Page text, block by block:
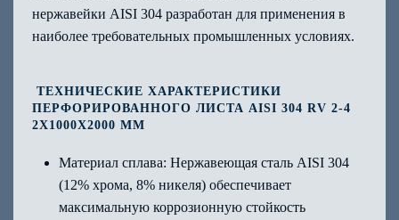
нержавейки AISI 304 разработан для применения в
наиболее требовательных промышленных условиях.
ТЕХНИЧЕСКИЕ ХАРАКТЕРИСТИКИ
ПЕРФОРИРОВАННОГО ЛИСТА AISI 304 RV 2-4
2Х1000Х2000 ММ
Материал сплава: Нержавеющая сталь AISI 304
(12% хрома, 8% никеля) обеспечивает
максимальную коррозионную стойкость